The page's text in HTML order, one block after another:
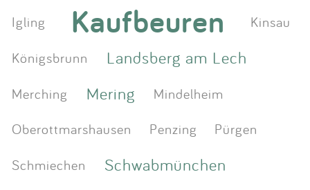
Igling
Kaufbeuren
Kinsau
Königsbrunn
Landsberg am Lech
Merching Mering
Mindelheim
Oberottmarshausen
Penzing
Pürgen
Schmiechen
Schwabmünchen